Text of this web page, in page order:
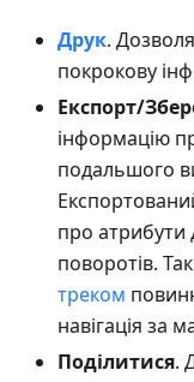
Друк.
покрокову
Експорт/
інформацію
подальшого
про атрибути
поворотів.
треком
навігація за
Поділитися.